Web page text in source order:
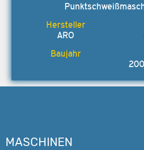
ARO
MASCHINEN